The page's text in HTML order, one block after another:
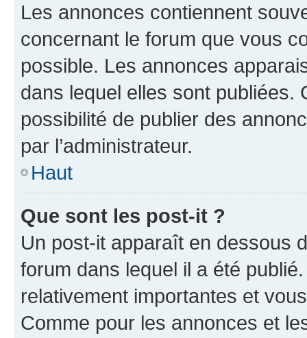
Les annonces contiennent
concernant le forum que vous
possible. Les annonces
dans lequel elles sont publiées.
possibilité de publier des
par l’administrateur.
Haut
Que sont les post-it ?
Un post-it apparaît en dessous
forum dans lequel il a été
relativement importantes et
Comme pour les annonces et